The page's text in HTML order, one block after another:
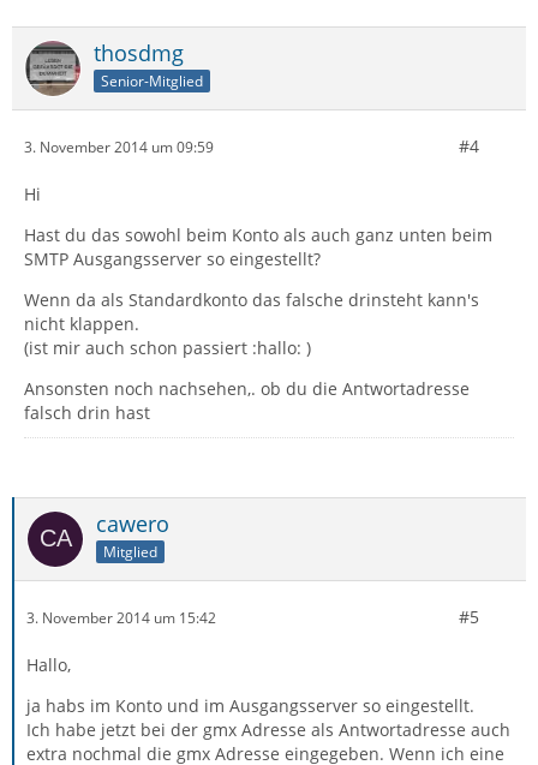
thosdmg
Senior-Mitglied
3. November 2014 um 09:59 #4
Hi
Hast du das sowohl beim Konto als auch ganz unten beim
SMTP Ausgangsserver so eingestellt?
Wenn da als Standardkonto das falsche drinsteht kann's
nicht klappen.
(ist mir auch schon passiert :hallo: )
Ansonsten noch nachsehen,. ob du die Antwortadresse
falsch drin hast
cawero
Mitglied
3. November 2014 um 15:42 #5
Hallo,
ja habs im Konto und im Ausgangsserver so eingestellt.
Ich habe jetzt bei der gmx Adresse als Antwortadresse auch
extra nochmal die gmx Adresse eingegeben. Wenn ich eine